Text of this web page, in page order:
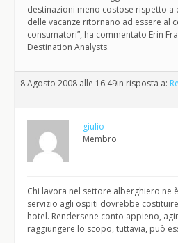
destinazioni meno costose rispetto a
delle vacanze ritornano ad essere al
consumatori”, ha commentato Erin
Destination Analysts.
8 Agosto 2008 alle 16:49in risposta a:
giulio
Membro
Chi lavora nel settore alberghiero ne
servizio agli ospiti dovrebbe
hotel. Rendersene conto appieno,
raggiungere lo scopo, tuttavia, può